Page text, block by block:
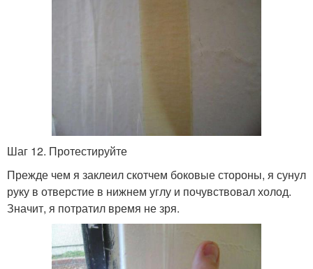
Шаг 12. Протестируйте
Прежде чем я заклеил скотчем боковые стороны, я сунул
руку в отверстие в нижнем углу и почувствовал холод.
Значит, я потратил время не зря.